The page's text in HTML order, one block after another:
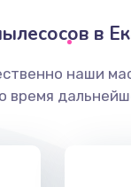
в
наши
время